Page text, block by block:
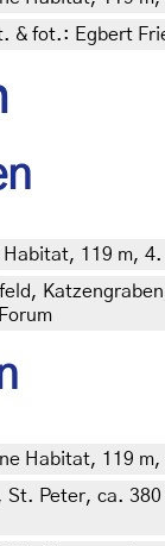
& fot.: Egbert
119 m,
Habitat, 119
Peter, ca.